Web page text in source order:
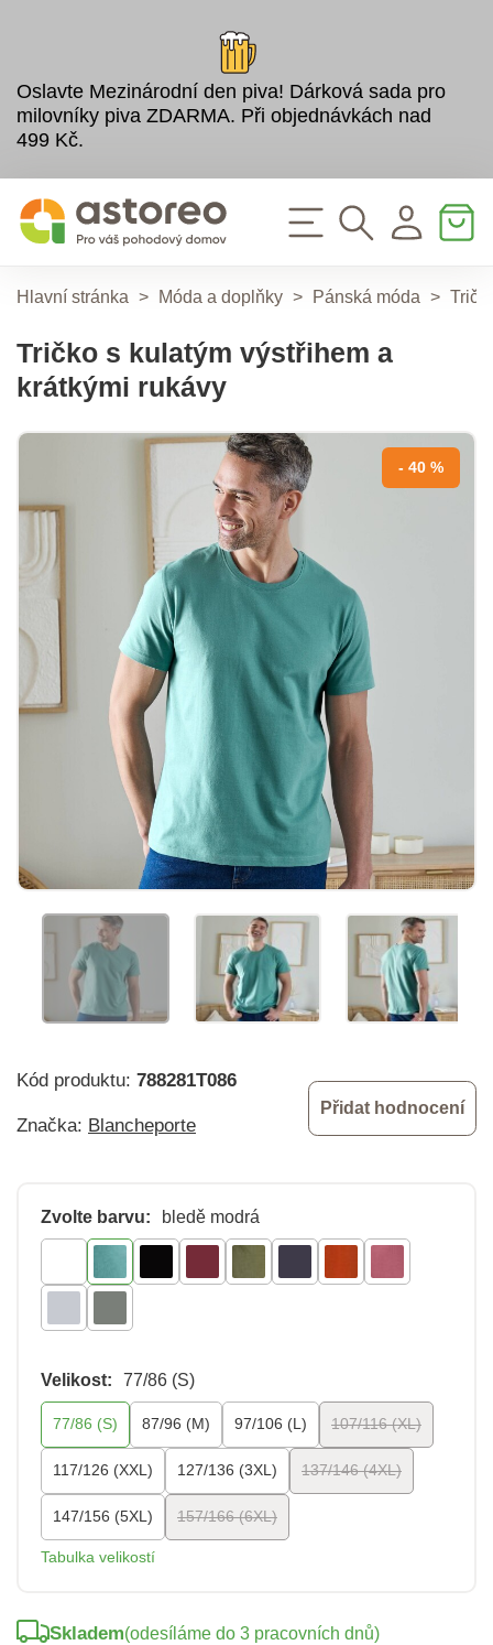
Oslavte Mezinárodní den piva! Dárková sada pro
milovníky piva ZDARMA. Při objednávkách nad
499 Kč.
Hlavní stránka > Móda a doplňky > Pánská móda >
Tričko s kulatým výstřihem a
krátkými rukávy
- 40 %
Kód produktu: 788281T086
Značka: Blancheporte
Přidat hodnocení
Zvolte barvu: bledě modrá
Velikost: 77/86 (S)
77/86 (S) 87/96 (M) 97/106 (L) 107/116 (XL)
117/126 (XXL) 127/136 (3XL) 137/146 (4XL)
147/156 (5XL) 157/166 (6XL)
Tabulka velikostí
Skladem(odesíláme do 3 pracovních dnů)